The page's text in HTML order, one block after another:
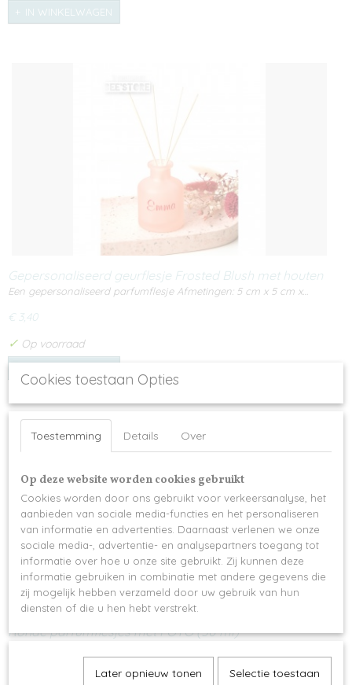
IN WINKELWAGEN
Gepersonaliseerd geurflesje Frosted Blush met houten
dop 50ml
Een gepersonaliseerd parfumflesje Afmetingen: 5 cm x 5 cm x…
€ 3,40
✓ Op voorraad
Ronde parfumflesjes met FOTO (50 ml)
Cookies toestaan Opties
Toestemming Details Over
Op deze website worden cookies gebruikt
Cookies worden door ons gebruikt voor verkeersanalyse, het
aanbieden van sociale media-functies en het personaliseren
van informatie en advertenties. Daarnaast verlenen we onze
sociale media-, advertentie- en analysepartners toegang tot
informatie over hoe u onze site gebruikt. Zij kunnen deze
informatie gebruiken in combinatie met andere gegevens die
zij mogelijk hebben verzameld door uw gebruik van hun
diensten of die u hen hebt verstrekt.
Later opnieuw tonen Selectie toestaan